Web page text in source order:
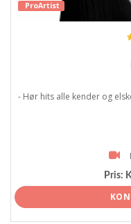
ProArtist
- Hør hits alle kender og
Pris: